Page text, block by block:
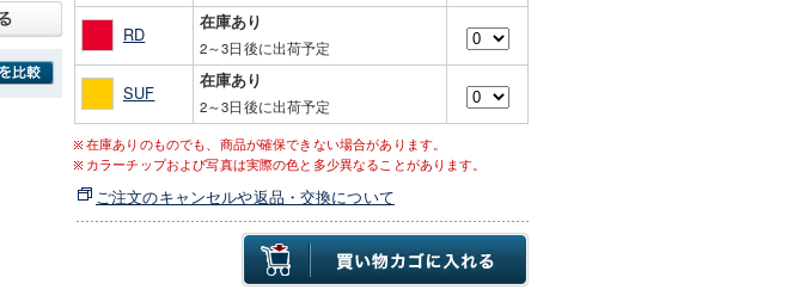
RD
在庫あり
2～3日後に出荷予定
SUF
在庫あり
2～3日後に出荷予定
在庫ありのものでも、商品が確保できない場合があります。
カラーチップおよび写真は実際の色と多少異なることがあります。
ご注文のキャンセルや返品・交換について